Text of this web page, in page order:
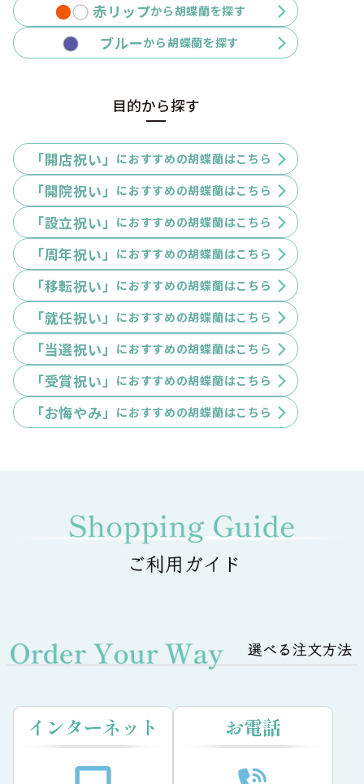
赤リップから胡蝶蘭を探す
ブルーから胡蝶蘭を探す
目的から探す
「開店祝い」 におすすめの胡蝶蘭はこちら
「開院祝い」 におすすめの胡蝶蘭はこちら
「設立祝い」 におすすめの胡蝶蘭はこちら
「周年祝い」 におすすめの胡蝶蘭はこちら
「移転祝い」 におすすめの胡蝶蘭はこちら
「就任祝い」 におすすめの胡蝶蘭はこちら
「当選祝い」 におすすめの胡蝶蘭はこちら
「受賞祝い」 におすすめの胡蝶蘭はこちら
「お悔やみ」 におすすめの胡蝶蘭はこちら